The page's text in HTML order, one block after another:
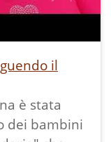
il
è stata
dei bambini